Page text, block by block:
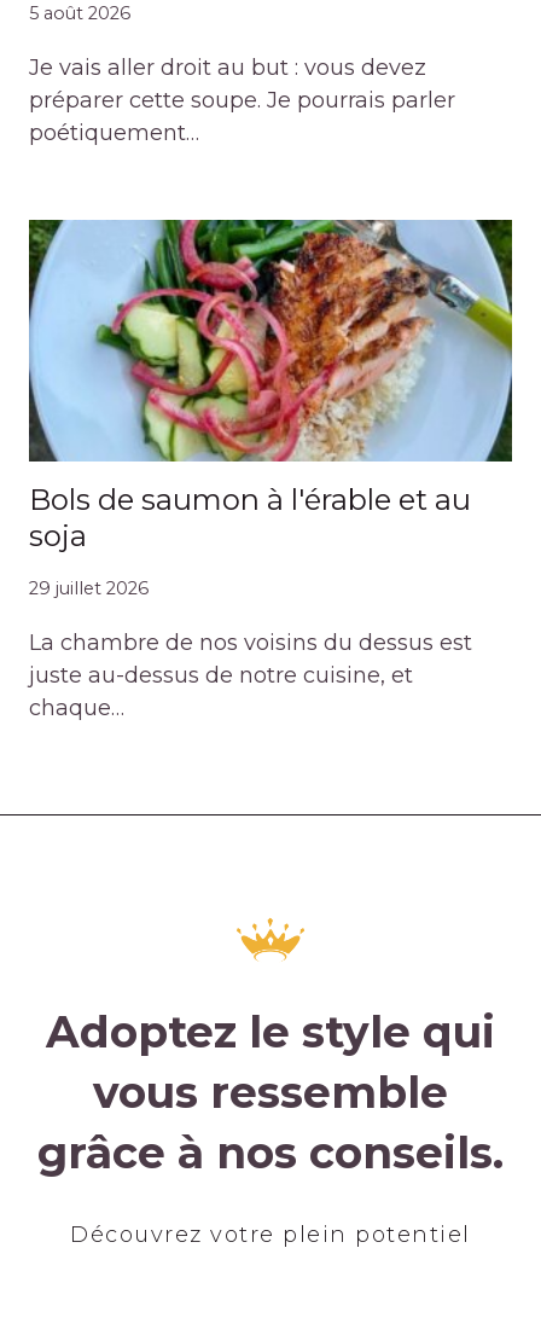
5 août 2026
Je vais aller droit au but : vous devez
préparer cette soupe. Je pourrais parler
poétiquement…
Bols de saumon à l'érable et au
soja
29 juillet 2026
La chambre de nos voisins du dessus est
juste au-dessus de notre cuisine, et
chaque…
Adoptez le style qui
vous ressemble
grâce à nos conseils.
Découvrez votre plein potentiel